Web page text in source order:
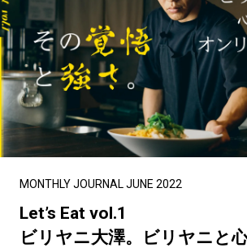
#SHOPPING ADDICT #憧れの逸品
#ESSENTIAL DESIGNS #古着サミ
#NEW VINTAGE #マイナーグッド
#路地裏てぃーん。 #MONTHLY
#GH 銘品の所以 #フイナムの
#Commune H #FOCUS IT #AH.H
#ととけん #FASHION
#LIFESTYLE
#SPORTS #HANDSOME
MONTHLY JOURNAL JUNE 2022
Let’s Eat vol.1
ビリヤニ大澤。ビリヤニと